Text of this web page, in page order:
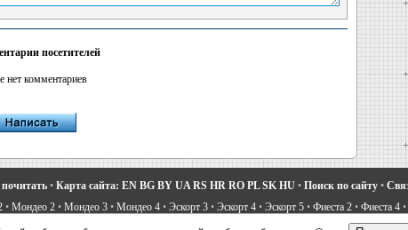
посетителей
нет комментариев
• Карта сайта: EN BG BY UA RS HR RO PL SK HU • Поиск по сайту •
• Мондео 2 • Мондео 3 • Мондео 4 • Эскорт 3 • Эскорт 4 • Эскорт 5 • Фиеста 2 • Фиеста 4 •
Силовое